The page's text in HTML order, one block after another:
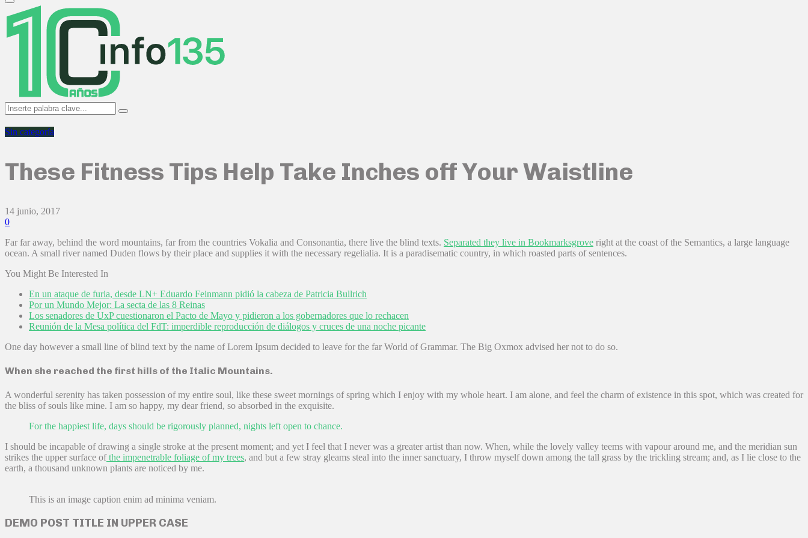
Primary
Menu
Search
for:
Search
Sin categoría
These Fitness Tips Help Take Inches off Your Waistline
14 junio, 2017
0
Far far away, behind the word mountains, far from the countries Vokalia and Consonantia, there live the blind texts. Separated they live in Bookmarksgrove right at the coast of the Semantics, a large language
ocean. A small river named Duden flows by their place and supplies it with the necessary regelialia. It is a paradisematic country, in which roasted parts of sentences.
You Might Be Interested In
En un ataque de furia, desde LN+ Eduardo Feinmann pidió la cabeza de Patricia Bullrich
Por un Mundo Mejor: La secta de las 8 Reinas
Los senadores de UxP cuestionaron el Pacto de Mayo y pidieron a los gobernadores que lo rechacen
Reunión de la Mesa política del FdT: imperdible reproducción de diálogos y cruces de una noche picante
One day however a small line of blind text by the name of Lorem Ipsum decided to leave for the far World of Grammar. The Big Oxmox advised her not to do so.
When she reached the first hills of the Italic Mountains.
A wonderful serenity has taken possession of my entire soul, like these sweet mornings of spring which I enjoy with my whole heart. I am alone, and feel the charm of existence in this spot, which was created for
the bliss of souls like mine. I am so happy, my dear friend, so absorbed in the exquisite.
For the happiest life, days should be rigorously planned, nights left open to chance.
I should be incapable of drawing a single stroke at the present moment; and yet I feel that I never was a greater artist than now. When, while the lovely valley teems with vapour around me, and the meridian sun
strikes the upper surface ofthe impenetrable foliage of my trees, and but a few stray gleams steal into the inner sanctuary, I throw myself down among the tall grass by the trickling stream; and, as I lie close to the
earth, a thousand unknown plants are noticed by me.
This is an image caption enim ad minima veniam.
DEMO POST TITLE IN UPPER CASE